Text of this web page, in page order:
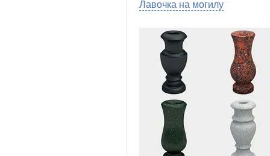
Лавочка на могилу